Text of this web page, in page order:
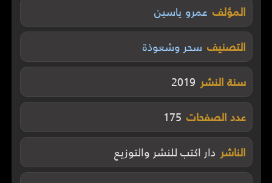
المؤلف عمرو ياسين
التصنيف سحر وشعوذة
سنة النشر 2019
عدد الصفحات 175
الناشر دار اكتب للنشر والتوزيع